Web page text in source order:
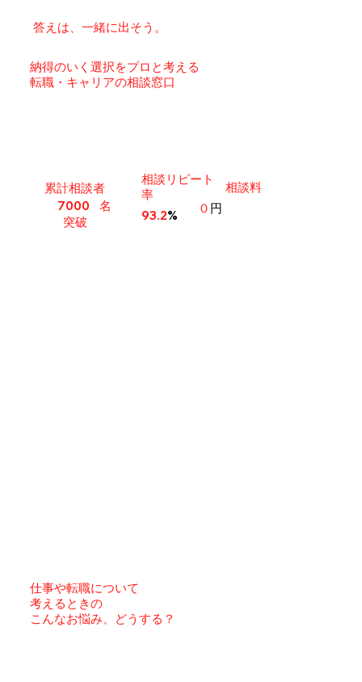
​累計相談者
7000
名
突破
相談リピート
率
93.2%
相談料
０ 円
答えは、一緒に出そう。
納得のいく選択をプロと考える
転職・キャリアの相談窓口
仕事や転職について
考えるときの
こんなお悩み、どうする？